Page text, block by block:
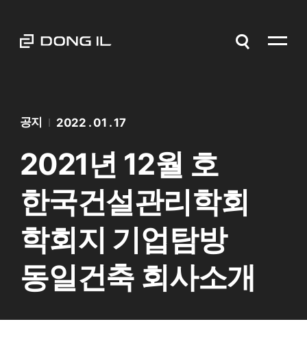
공지 2022 . 01 . 17
2021년 12월 호
한국건설관리학회
학회지 기업탐방
동일건축 회사소개